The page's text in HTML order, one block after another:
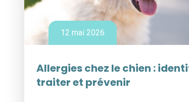
12 mai 2026
Allergies chez le chien :
traiter et prévenir